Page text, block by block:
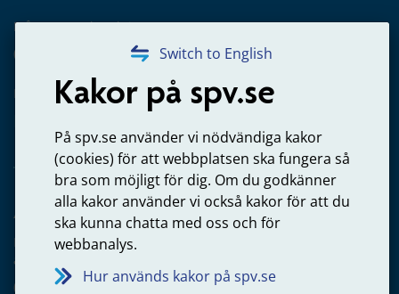
Switch to English
Kakor på spv.se
På spv.se använder vi nödvändiga kakor
(cookies) för att webbplatsen ska fungera så
bra som möjligt för dig. Om du godkänner
alla kakor använder vi också kakor för att du
ska kunna chatta med oss och för
webbanalys.
Hur används kakor på spv.se
Frågor om utbetalning
020-65 00 65
Kontakta oss
Arbetsgivare
Frågor om administration av tjänstepension från statlig
anställning
060-18 75 03